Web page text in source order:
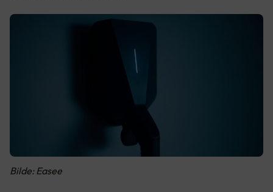
Bilde: Easee